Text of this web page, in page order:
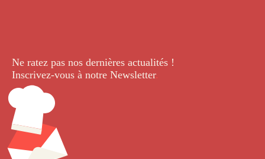
Ne ratez pas nos dernières actualités !
Inscrivez-vous à notre Newsletter.